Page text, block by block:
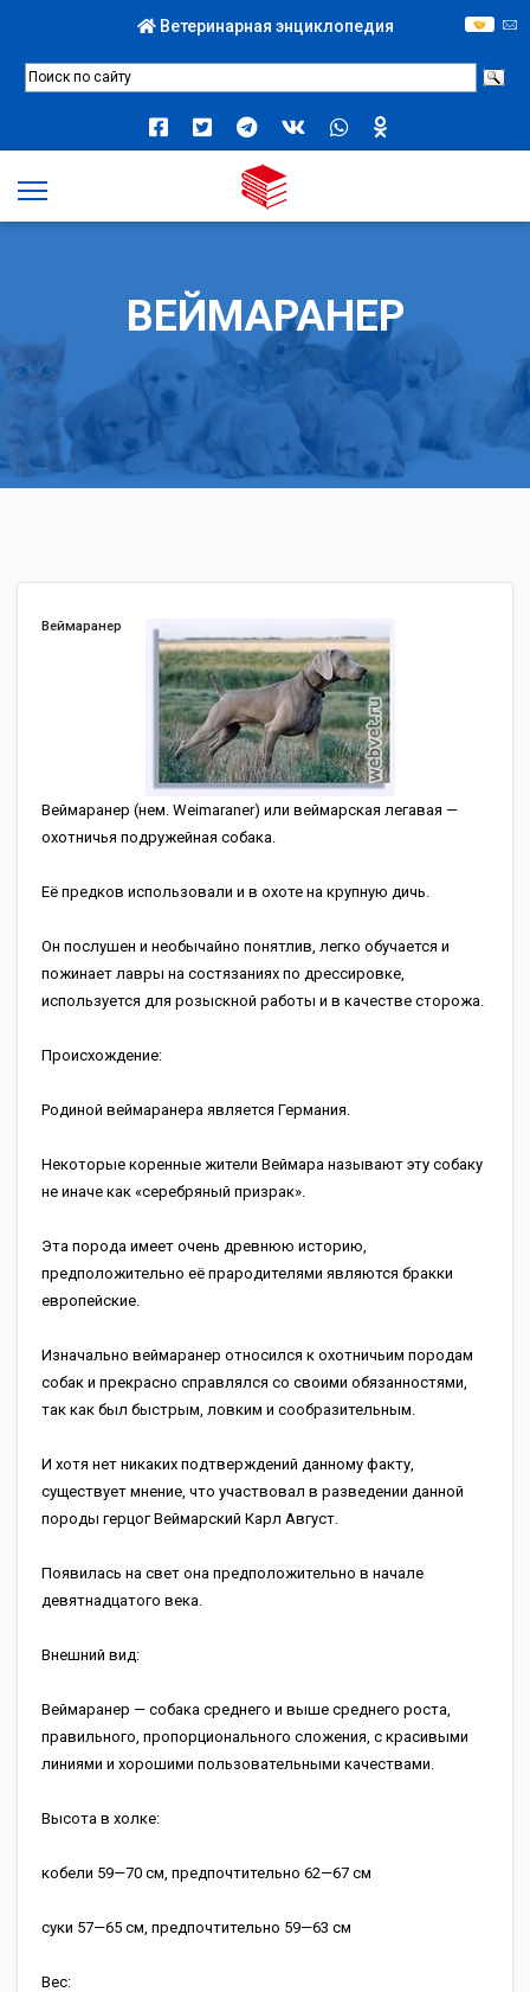
Ветеринарная энциклопедия
ВЕЙМАРАНЕР
Веймаранер
Веймаранер (нем. Weimaraner) или веймарская легавая —
охотничья подружейная собака.
Её предков использовали и в охоте на крупную дичь.
Он послушен и необычайно понятлив, легко обучается и
пожинает лавры на состязаниях по дрессировке,
используется для розыскной работы и в качестве сторожа.
Происхождение:
Родиной веймаранера является Германия.
Некоторые коренные жители Веймара называют эту собаку
не иначе как «серебряный призрак».
Эта порода имеет очень древнюю историю,
предположительно её прародителями являются бракки
европейские.
Изначально веймаранер относился к охотничьим породам
собак и прекрасно справлялся со своими обязанностями,
так как был быстрым, ловким и сообразительным.
И хотя нет никаких подтверждений данному факту,
существует мнение, что участвовал в разведении данной
породы герцог Веймарский Карл Август.
Появилась на свет она предположительно в начале
девятнадцатого века.
Внешний вид:
Веймаранер — собака среднего и выше среднего роста,
правильного, пропорционального сложения, с красивыми
линиями и хорошими пользовательными качествами.
Высота в холке:
кобели 59—70 см, предпочтительно 62—67 см
суки 57—65 см, предпочтительно 59—63 см
Вес: